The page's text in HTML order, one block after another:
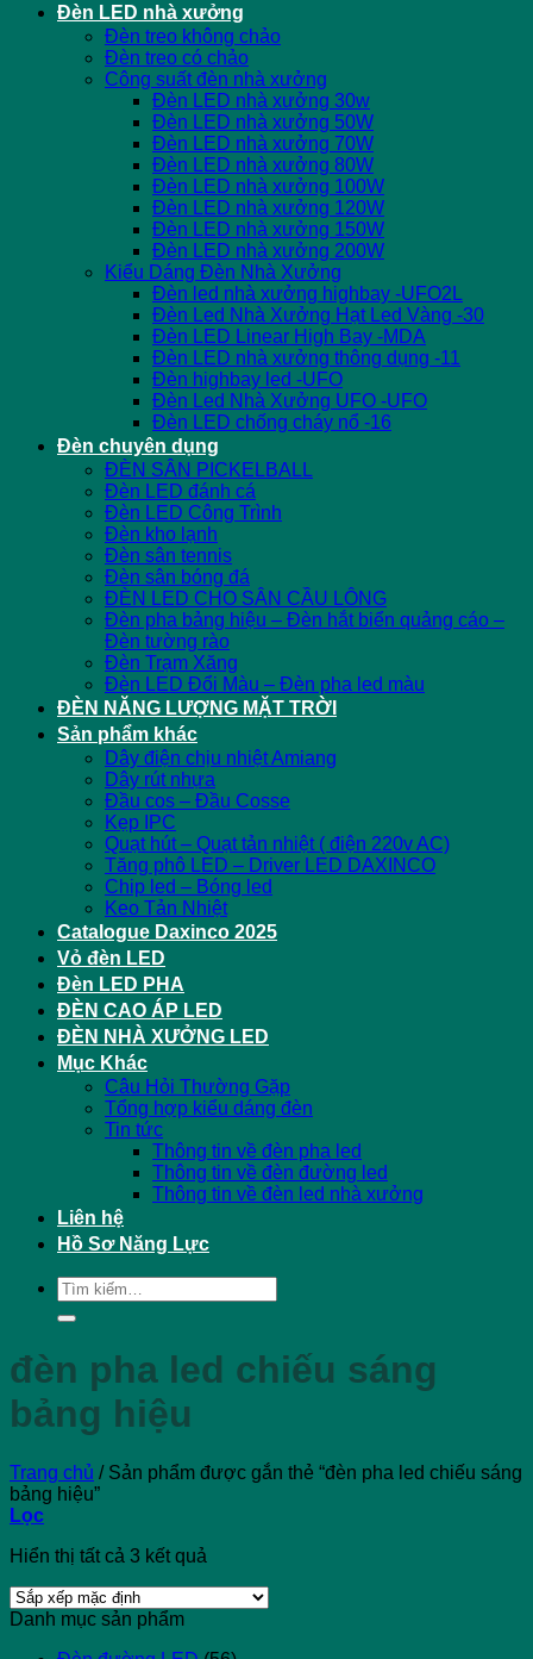
Đèn LED nhà xưởng
Đèn treo không chảo
Đèn treo có chảo
Công suất đèn nhà xưởng
Đèn LED nhà xưởng 30w
Đèn LED nhà xưởng 50W
Đèn LED nhà xưởng 70W
Đèn LED nhà xưởng 80W
Đèn LED nhà xưởng 100W
Đèn LED nhà xưởng 120W
Đèn LED nhà xưởng 150W
Đèn LED nhà xưởng 200W
Kiểu Dáng Đèn Nhà Xưởng
Đèn led nhà xưởng highbay -UFO2L
Đèn Led Nhà Xưởng Hạt Led Vàng -30
Đèn LED Linear High Bay -MDA
Đèn LED nhà xưởng thông dụng -11
Đèn highbay led -UFO
Đèn Led Nhà Xưởng UFO -UFO
Đèn LED chống cháy nổ -16
Đèn chuyên dụng
ĐÈN SÂN PICKELBALL
Đèn LED đánh cá
Đèn LED Công Trình
Đèn kho lạnh
Đèn sân tennis
Đèn sân bóng đá
ĐÈN LED CHO SÂN CẦU LÔNG
Đèn pha bảng hiệu – Đèn hắt biển quảng cáo –
Đèn tường rào
Đèn Trạm Xăng
Đèn LED Đổi Màu – Đèn pha led màu
ĐÈN NĂNG LƯỢNG MẶT TRỜI
Sản phẩm khác
Dây điện chịu nhiệt Amiang
Dây rút nhựa
Đầu cos – Đầu Cosse
Kẹp IPC
Quạt hút – Quạt tản nhiệt ( điện 220v AC)
Tăng phô LED – Driver LED DAXINCO
Chip led – Bóng led
Keo Tản Nhiệt
Catalogue Daxinco 2025
Vỏ đèn LED
Đèn LED PHA
ĐÈN CAO ÁP LED
ĐÈN NHÀ XƯỞNG LED
Mục Khác
Câu Hỏi Thường Gặp
Tổng hợp kiểu dáng đèn
Tin tức
Thông tin về đèn pha led
Thông tin về đèn đường led
Thông tin về đèn led nhà xưởng
Liên hệ
Hồ Sơ Năng Lực
Tìm
kiếm:
đèn pha led chiếu sáng
bảng hiệu
Trang chủ /Sản phẩm được gắn thẻ “đèn pha led chiếu sáng
bảng hiệu”
Lọc
Hiển thị tất cả 3 kết quả
Danh mục sản phẩm